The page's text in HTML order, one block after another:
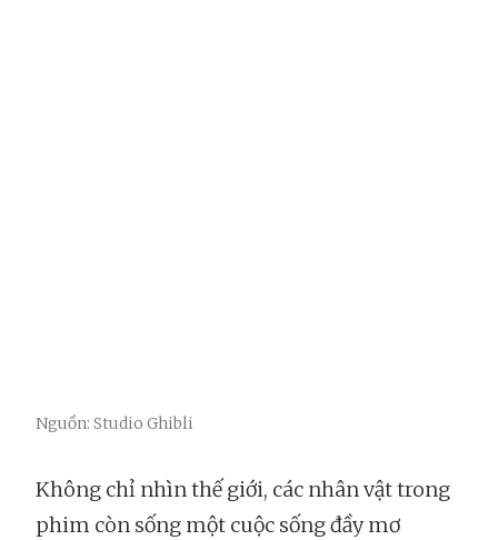
Nguồn: Studio Ghibli
Không chỉ nhìn thế giới, các nhân vật trong
phim còn sống một cuộc sống đầy mơ